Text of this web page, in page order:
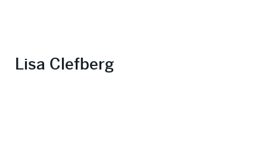
Lisa Clefberg